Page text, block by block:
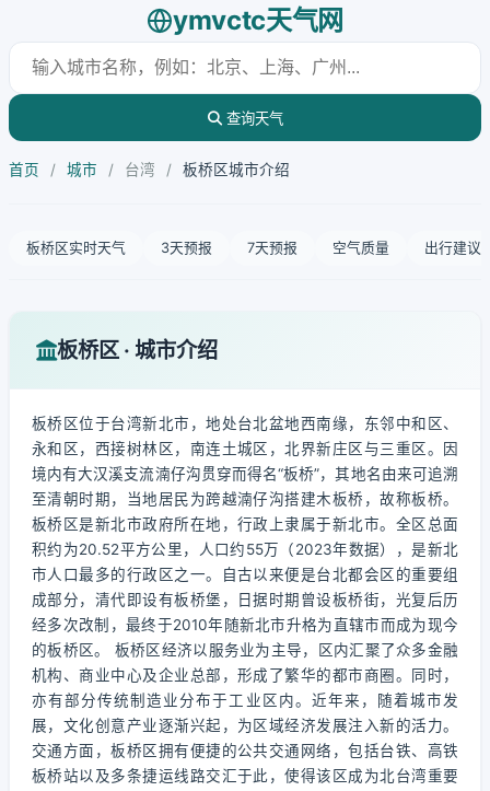
ymvctc天气网
查询天气
首页 / 城市 / 台湾 / 板桥区城市介绍
板桥区实时天气 3天预报 7天预报 空气质量 出行建议
板桥区 · 城市介绍
板桥区位于台湾新北市，地处台北盆地西南缘，东邻中和区、
永和区，西接树林区，南连土城区，北界新庄区与三重区。因
境内有大汉溪支流湳仔沟贯穿而得名“板桥”，其地名由来可追溯
至清朝时期，当地居民为跨越湳仔沟搭建木板桥，故称板桥。
板桥区是新北市政府所在地，行政上隶属于新北市。全区总面
积约为20.52平方公里，人口约55万（2023年数据），是新北
市人口最多的行政区之一。自古以来便是台北都会区的重要组
成部分，清代即设有板桥堡，日据时期曾设板桥街，光复后历
经多次改制，最终于2010年随新北市升格为直辖市而成为现今
的板桥区。 板桥区经济以服务业为主导，区内汇聚了众多金融
机构、商业中心及企业总部，形成了繁华的都市商圈。同时，
亦有部分传统制造业分布于工业区内。近年来，随着城市发
展，文化创意产业逐渐兴起，为区域经济发展注入新的活力。
交通方面，板桥区拥有便捷的公共交通网络，包括台铁、高铁
板桥站以及多条捷运线路交汇于此，使得该区成为北台湾重要